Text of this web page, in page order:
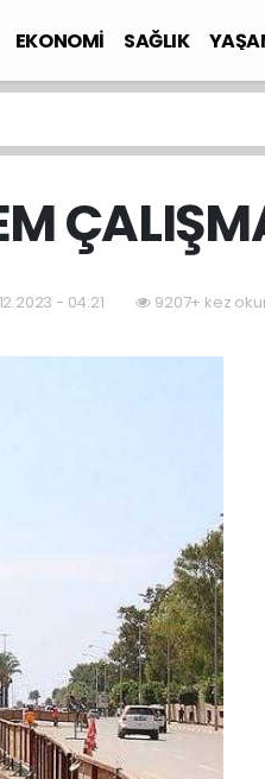
EKONOMİ SAĞLIK
- 04:21 9207+ kez